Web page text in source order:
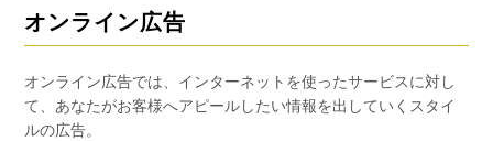
オンライン広告
オンライン広告では、インターネットを使ったサービスに対し
て、あなたがお客様へアピールしたい情報を出していくスタイ
ルの広告。